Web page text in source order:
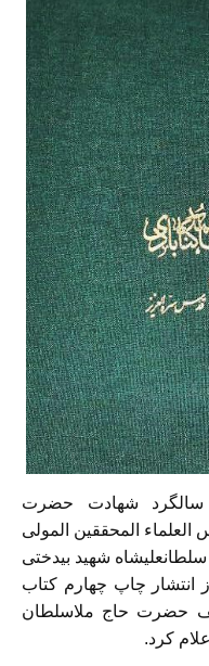
سالگرد شهادت حضرت
المحققین المولی
سلطانعلیشاه شهید بیدختی
چاپ چهارم کتاب
حضرت حاج ملاسلطان
کرد.